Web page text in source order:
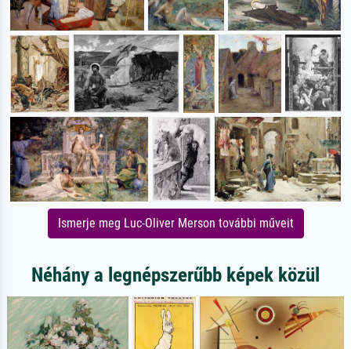
Ismerje meg Luc-Oliver Merson további műveit
Néhány a legnépszerűbb képek közül